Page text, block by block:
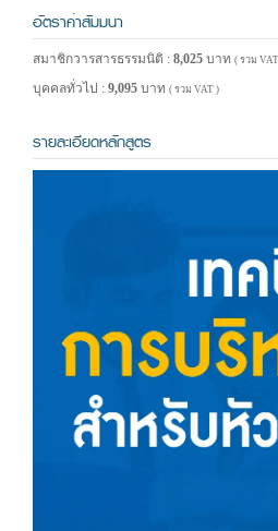
อัตราค่าสัมมนา
สมาชิกวารสารธรรมนิติ : 8,025 บาท ( รวม
บุคคลทั่วไป : 9,095 บาท ( รวม VAT )
รายละเอียดหลักสูตร